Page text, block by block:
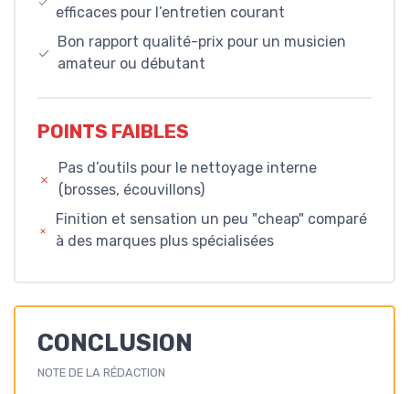
efficaces pour l’entretien courant
Bon rapport qualité-prix pour un musicien
amateur ou débutant
POINTS FAIBLES
Pas d’outils pour le nettoyage interne
(brosses, écouvillons)
Finition et sensation un peu "cheap" comparé
à des marques plus spécialisées
CONCLUSION
NOTE DE LA RÉDACTION